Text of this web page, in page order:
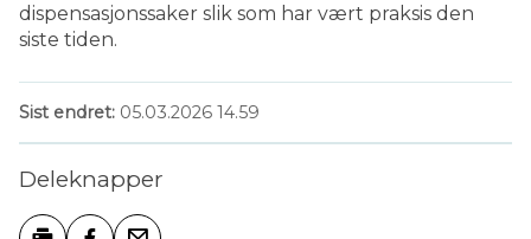
dispensasjonssaker slik som har vært praksis den
siste tiden.
Sist endret 05.03.2026 14.59
Deleknapper